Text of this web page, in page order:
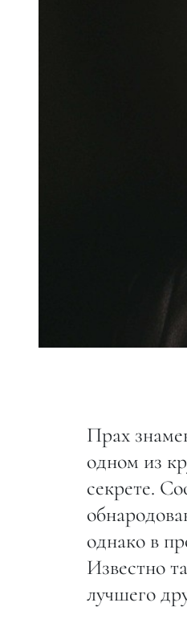
Прах
одном из
секрете.
однако в
Известно
лучшего